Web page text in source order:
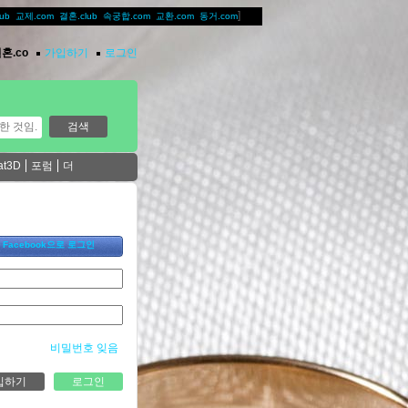
교제.com 결혼.club 속궁합.com 교환.com 동거.com]
혼.co 가입하기 로그인
포럼 더
Facebook으로 로그인
비밀번호 잊음